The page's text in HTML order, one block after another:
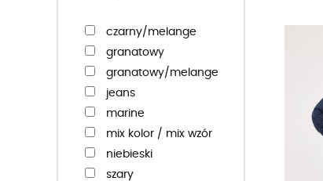
152
158
158-164
164
176
182
188
czarny/melange
granatowy
granatowy/melange
jeans
marine
mix kolor / mix wzór
niebieski
szary